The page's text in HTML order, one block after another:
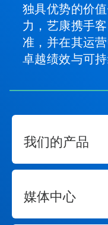
独具优势的价
力，艺康携手
准，并在其运
卓越绩效与可持
我们的产品
媒体中心